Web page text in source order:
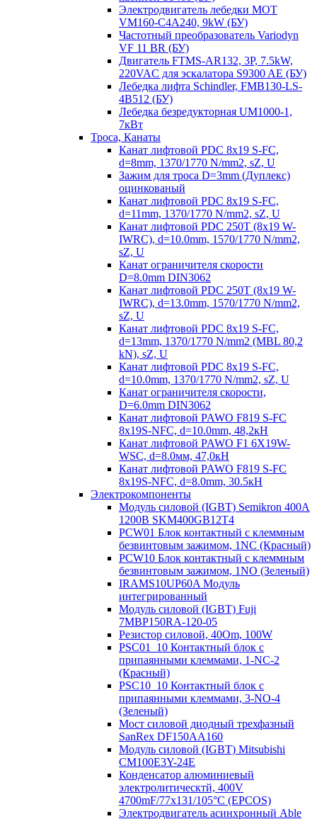
Электродвигатель лебедки MOT
VM160-C4A240, 9kW (БУ)
Частотный преобразователь Variodyn
VF 11 BR (БУ)
Двигатель FTMS-AR132, 3P, 7.5kW,
220VAC для эскалатора S9300 AE (БУ)
Лебедка лифта Schindler, FMB130-LS-
4B512 (БУ)
Лебедка безредукторная UM1000-1,
7кВт
Троса, Канаты
Канат лифтовой PDC 8x19 S-FC,
d=8mm, 1370/1770 N/mm2, sZ, U
Зажим для троса D=3mm (Дуплекс)
оцинкованый
Канат лифтовой PDC 8x19 S-FC,
d=11mm, 1370/1770 N/mm2, sZ, U
Канат лифтовой PDC 250T (8x19 W-
IWRC), d=10.0mm, 1570/1770 N/mm2,
sZ, U
Канат ограничителя скорости
D=8.0mm DIN3062
Канат лифтовой PDC 250T (8x19 W-
IWRC), d=13.0mm, 1570/1770 N/mm2,
sZ, U
Канат лифтовой PDC 8х19 S-FC,
d=13mm, 1370/1770 N/mm2 (MBL 80,2
kN), sZ, U
Канат лифтовой PDC 8x19 S-FC,
d=10.0mm, 1370/1770 N/mm2, sZ, U
Канат ограничителя скорости,
D=6.0mm DIN3062
Канат лифтовой PAWO F819 S-FC
8х19S-NFC, d=10.0mm, 48,2кН
Канат лифтовой PAWO F1 6X19W-
WSC, d=8.0мм, 47,0кН
Канат лифтовой PAWO F819 S-FC
8х19S-NFC, d=8.0mm, 30.5кН
Электрокомпоненты
Модуль силовой (IGBT) Semikron 400А
1200В SKM400GB12T4
PCW01 Блок контактный с клеммным
безвинтовым зажимом, 1NC (Красный)
PCW10 Блок контактный с клеммным
безвинтовым зажимом, 1NO (Зеленый)
IRAMS10UP60A Модуль
интегрированный
Модуль силовой (IGBT) Fuji
7MBP150RA-120-05
Резистор силовой, 40Om, 100W
PSC01_10 Контактный блок с
припаянными клеммами, 1-NC-2
(Красный)
PSC10_10 Контактный блок с
припаянными клеммами, 3-NO-4
(Зеленый)
Мост силовой диодный трехфазный
SanRex DF150AA160
Модуль силовой (IGBT) Mitsubishi
CM100E3Y-24E
Конденсатор алюминиевый
электролитическтй, 400V
4700mF/77x131/105°C (EPCOS)
Электродвигатель асинхронный Able